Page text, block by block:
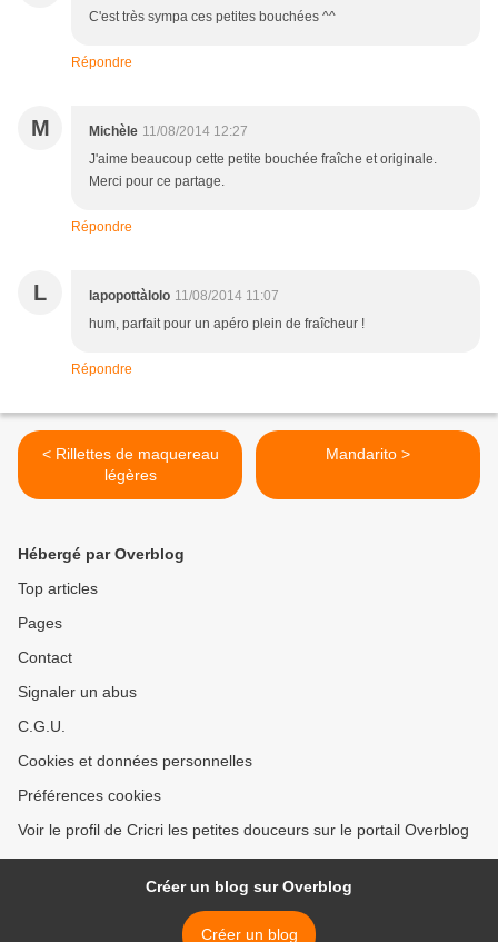
C'est très sympa ces petites bouchées ^^
Répondre
M Michèle 11/08/2014 12:27
J'aime beaucoup cette petite bouchée fraîche et originale.
Merci pour ce partage.
Répondre
L lapopottàlolo 11/08/2014 11:07
hum, parfait pour un apéro plein de fraîcheur !
Répondre
< Rillettes de maquereau
légères
Mandarito >
Hébergé par Overblog
Top articles
Pages
Contact
Signaler un abus
C.G.U.
Cookies et données personnelles
Préférences cookies
Voir le profil de Cricri les petites douceurs sur le portail Overblog
Créer un blog sur Overblog
Créer un blog